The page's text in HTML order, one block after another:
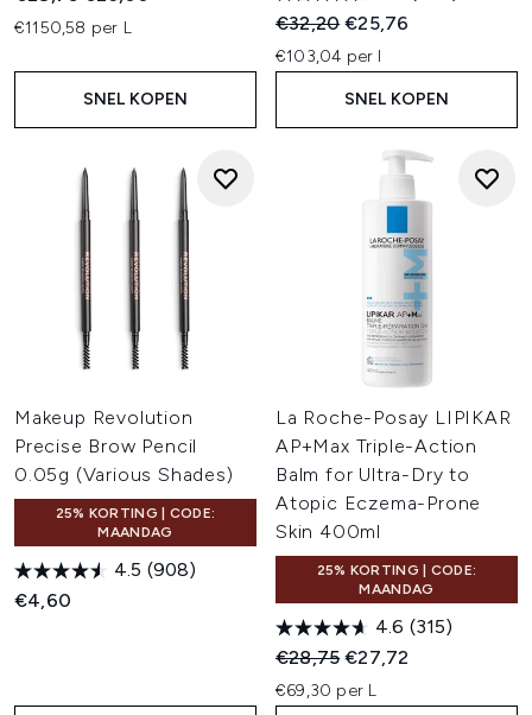
€1150,58 per L
SNEL KOPEN
Recommended Retail Price:
€32,20Huidige prijs:
€25,76
€103,04 per l
SNEL KOPEN
Makeup Revolution
Precise Brow Pencil
0.05g (Various Shades)
25% KORTING | CODE:
MAANDAG
4.5 (908)
€4,60
La Roche-Posay LIPIKAR
AP+Max Triple-Action
Balm for Ultra-Dry to
Atopic Eczema-Prone
Skin 400ml
25% KORTING | CODE:
MAANDAG
4.6 (315)
Recommended Retail Price:
€28,75Huidige prijs:
€27,72
€69,30 per L